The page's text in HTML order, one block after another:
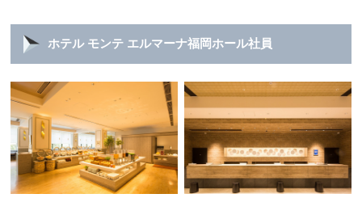
ホテル モンテ エルマーナ福岡ホール社員